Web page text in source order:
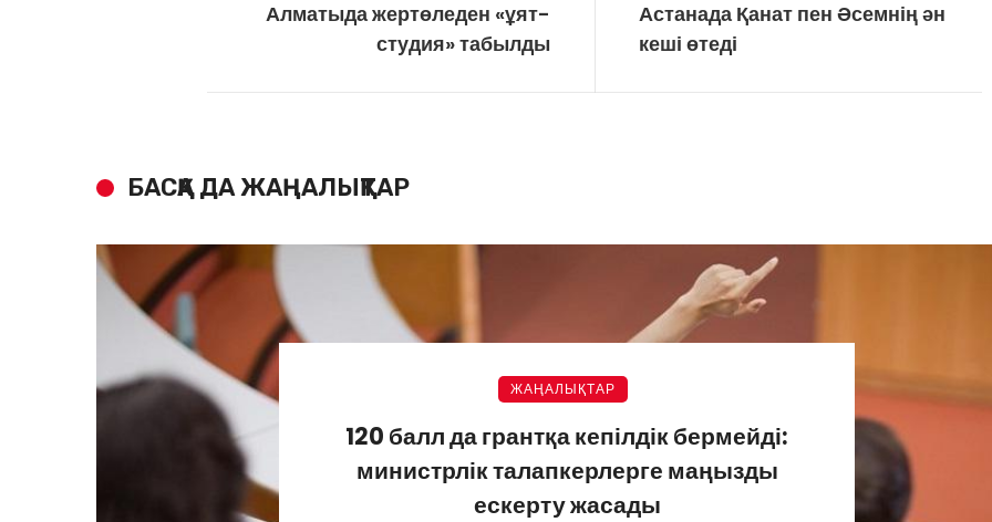
Алматыда жертөледен «ұят-
студия» табылды
Астанада Қанат пен Әсемнің ән
кеші өтеді
БАСҚА ДА ЖАҢАЛЫҚТАР
ЖАҢАЛЫҚТАР
120 балл да грантқа кепілдік бермейді:
министрлік талапкерлерге маңызды
ескерту жасады